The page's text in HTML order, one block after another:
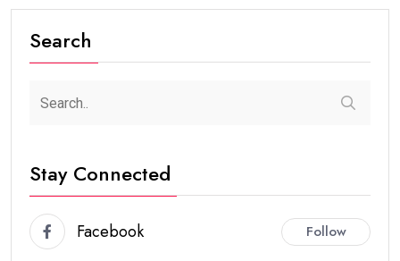
Search
Stay Connected
Facebook Follow